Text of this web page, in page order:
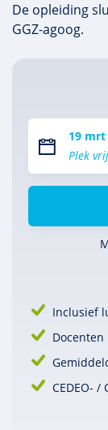
De opleiding
GGZ-agoog.
19 mrt
Plek vrij
Inclusief
CEDEO- /